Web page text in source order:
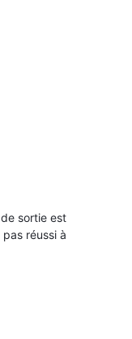
sortie est
réussi à